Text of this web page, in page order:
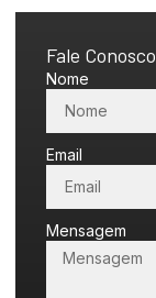
Fale Conosco
Nome
Email
Mensagem